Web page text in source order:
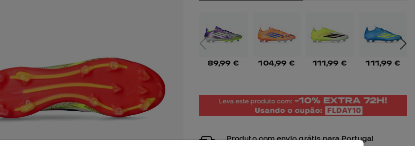
89,99 € 104,99 € 111,99 € 111,99 €
Produto com envio grátis para Portugal